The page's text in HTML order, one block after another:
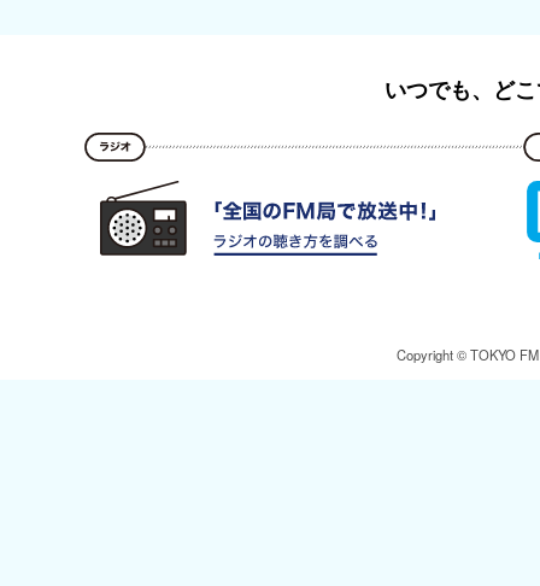
いつでも、ど
Copyright © TOKYO